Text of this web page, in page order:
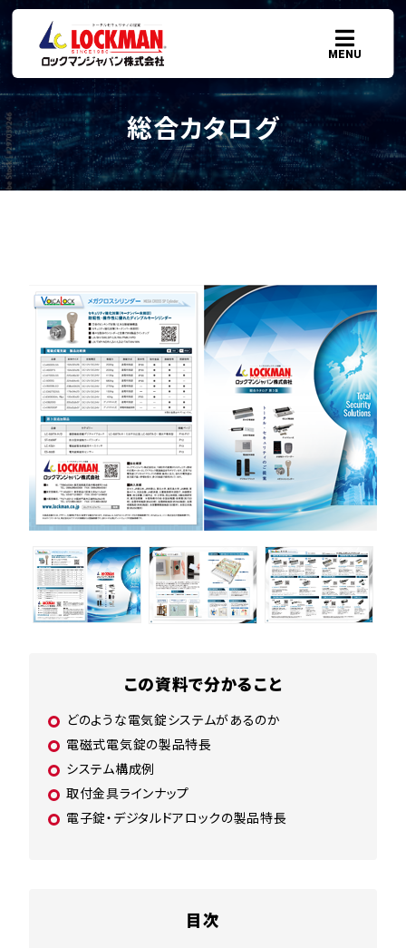
MENU
総合カタログ
この資料で分かること
どのような電気錠システムがあるのか
電磁式電気錠の製品特長
システム構成例
取付金具ラインナップ
電子錠・デジタルドアロックの製品特長
目次